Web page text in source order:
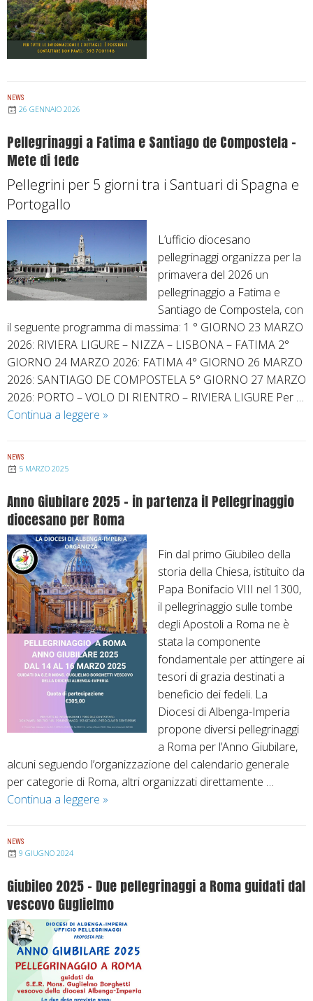
NEWS
26 GENNAIO 2026
Pellegrinaggi a Fatima e Santiago de Compostela –
Mete di fede
Pellegrini per 5 giorni tra i Santuari di Spagna e
Portogallo
L’ufficio diocesano
pellegrinaggi organizza per la
primavera del 2026 un
pellegrinaggio a Fatima e
Santiago de Compostela, con
il seguente programma di massima: 1 ° GIORNO 23 MARZO
2026: RIVIERA LIGURE – NIZZA – LISBONA – FATIMA 2°
GIORNO 24 MARZO 2026: FATIMA 4° GIORNO 26 MARZO
2026: SANTIAGO DE COMPOSTELA 5° GIORNO 27 MARZO
2026: PORTO – VOLO DI RIENTRO – RIVIERA LIGURE Per …
Continua a leggere P
g
r
i
n
a
g
g
i
a
F
a
t
i
m
e
S
a
g
o
d
e
C
o
m
»
NEWS
5 MARZO 2025
Anno Giubilare 2025 – in partenza il Pellegrinaggio
diocesano per Roma
Fin dal primo Giubileo della
storia della Chiesa, istituito da
Papa Bonifacio VIII nel 1300,
il pellegrinaggio sulle tombe
degli Apostoli a Roma ne è
stata la componente
fondamentale per attingere ai
tesori di grazia destinati a
beneficio dei fedeli. La
Diocesi di Albenga-Imperia
propone diversi pellegrinaggi
a Roma per l’Anno Giubilare,
alcuni seguendo l’organizzazione del calendario generale
per categorie di Roma, altri organizzati direttamente …
Continua a leggere A
i
u
b
i
l
a
r
»
NEWS
9 GIUGNO 2024
Giubileo 2025 – Due pellegrinaggi a Roma guidati dal
vescovo Guglielmo